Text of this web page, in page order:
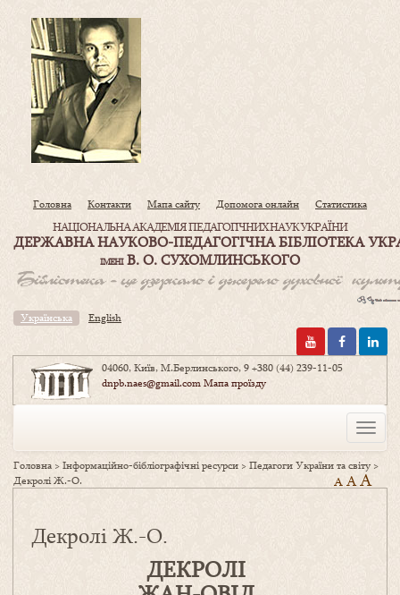
Головна Контакти Мапа сайту Допомога онлайн Статистика
НАЦІОНАЛЬНА АКАДЕМІЯ ПЕДАГОГІЧНИХ НАУК УКРАЇНИ
ДЕРЖАВНА НАУКОВО-ПЕДАГОГІЧНА БІБЛІОТЕКА
ІМЕНІВ. О. СУХОМЛИНСЬКОГО
Українська English
04060, Київ, М.Берлинського, 9+380 (44) 239-11-05
dnpb.naes@gmail.comМапа проїзду
Toggle
Головна >Інформаційно-бібліографічні ресурси >Педагоги України та світу>
Декролі Ж.-О.
A AA
Декролі Ж.-О.
ДЕКРОЛІ